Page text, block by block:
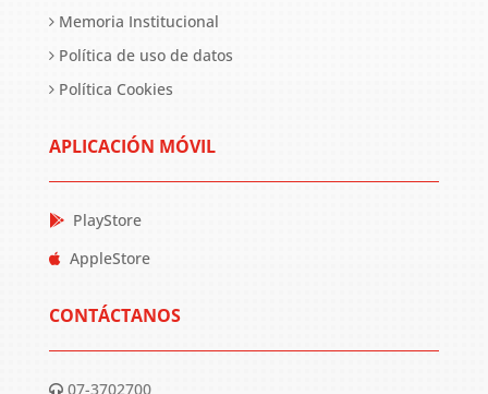
Memoria Institucional
Política de uso de datos
Política Cookies
APLICACIÓN MÓVIL
PlayStore
AppleStore
CONTÁCTANOS
07-3702700